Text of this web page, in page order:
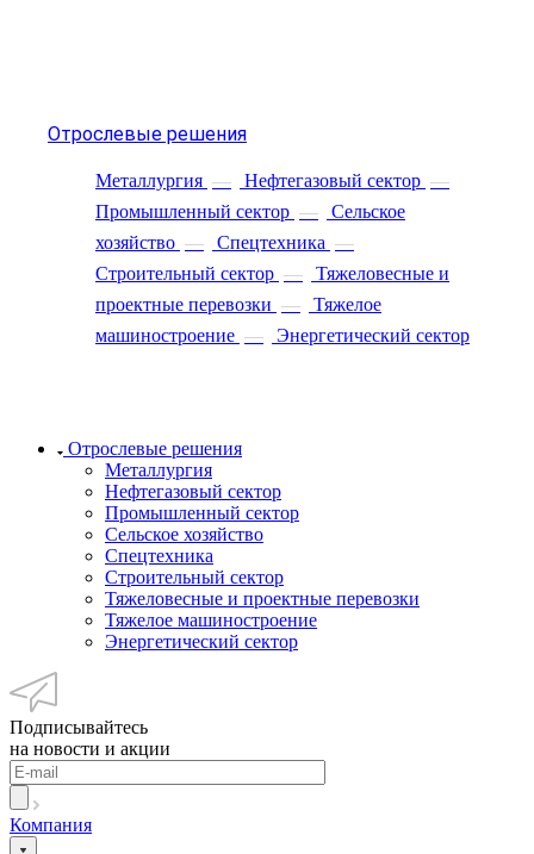
Отрослевые решения
Металлургия — Нефтегазовый сектор —
Промышленный сектор —
Сельское
хозяйство — Спецтехника —
Строительный сектор —
Тяжеловесные и
проектные перевозки —
Тяжелое
машиностроение — Энергетический сектор
Отрослевые решения
Металлургия
Нефтегазовый сектор
Промышленный сектор
Сельское хозяйство
Спецтехника
Строительный сектор
Тяжеловесные и проектные перевозки
Тяжелое машиностроение
Энергетический сектор
Подписывайтесь
на новости и акции
Компания